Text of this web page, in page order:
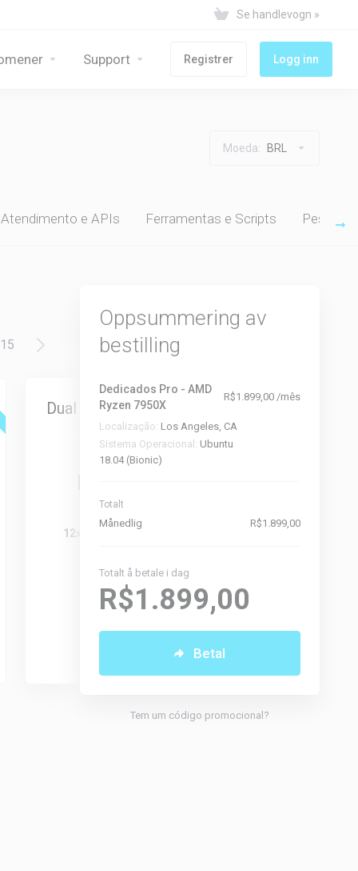
Se handlevogn »
Support Registrer Logg inn
Moeda: BRL
e APIs Ferramentas e Scripts
15
Destaque
Dual Intel Xeon E5-2650
v4 (128gb)
A partir de
Månedlig
12x 2.20 Ghz - 24 Threads
4x 1.92TB SSD
10Gbps - 100TB
Oppsummering av
bestilling
Dedicados Pro - AMD
Ryzen 7950X
R$1.899,00 /mês
Localização: Los Angeles, CA
Sistema Operacional: Ubuntu
18.04 (Bionic)
Totalt
Månedlig R$1.899,00
Totalt å betale i dag
R$1.899,00
Betal
Tem um código promocional?